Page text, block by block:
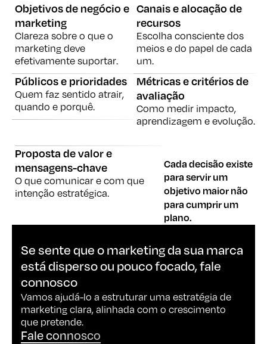
Objetivos de negócio e
marketing
Clareza sobre o que o
marketing deve
efetivamente suportar.
Canais e alocação de
recursos
Escolha consciente dos
meios e do papel de cada
um.
Públicos e prioridades
Quem faz sentido atrair,
quando e porquê.
Métricas e critérios de
avaliação
Como medir impacto,
aprendizagem e evolução.
Proposta de valor e
mensagens-chave
O que comunicar e com que
intenção estratégica.
Cada decisão existe
para servir um
objetivo maior não
para cumprir um
plano.
Se sente que o marketing da sua marca
está disperso ou pouco focado, fale
connosco
Vamos ajudá-lo a estruturar uma estratégia de
marketing clara, alinhada com o crescimento
que pretende.
Fale connosco